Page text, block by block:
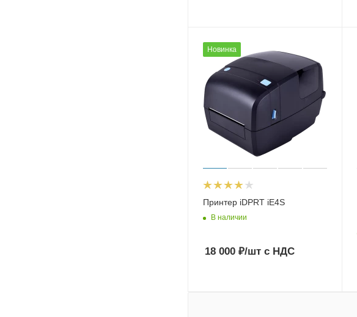
Новинка
Принтер iDPRT iE4S
В наличии
18 000 ₽/шт с НДС